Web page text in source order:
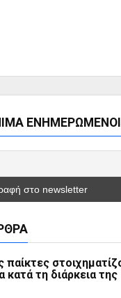
παίκτες
κατά τη διάρκεια της